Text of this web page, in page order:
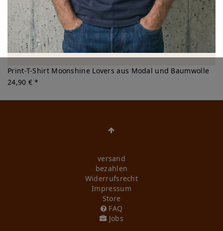
Print-T-Shirt Moonshine Lovers aus Modal und Baumwolle
24,90 € *
versand
bezahlen
Widerrufs­recht
Impressum
Store
FAQ
Jobs